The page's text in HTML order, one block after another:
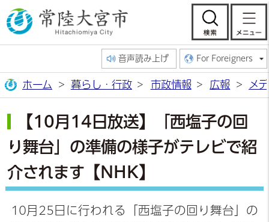
常陸大宮市公
検
音声読み上げ For Foreigners
ホーム 暮らし・行政 市政情報 広報 メ
【10月14日放送】「西塩子の回
り舞台」の準備の様子がテレビで紹
介されます【NHK】
10月25日に行われる「西塩子の回り舞台」の